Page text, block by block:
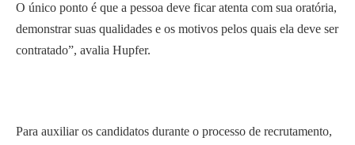
O único ponto é que a pessoa deve ficar atenta com sua oratória,
demonstrar suas qualidades e os motivos pelos quais ela deve ser
contratado”, avalia Hupfer.
Para auxiliar os candidatos durante o processo de recrutamento,